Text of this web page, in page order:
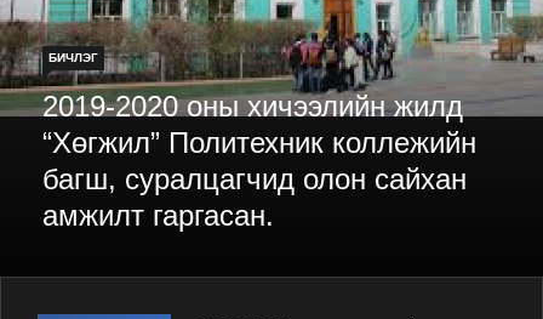
БИЧЛЭГ
2019-2020 оны хичээлийн жилд
“Хөгжил” Политехник коллежийн
багш, суралцагчид олон сайхан
амжилт гаргасан.